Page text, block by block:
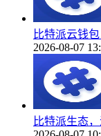
比特派云钱
2026-08-07
比特派生态